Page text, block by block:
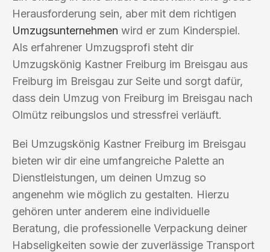
Herausforderung sein, aber mit dem richtigen
Umzugsunternehmen wird er zum Kinderspiel.
Als erfahrener Umzugsprofi steht dir
Umzugskönig Kastner Freiburg im Breisgau aus
Freiburg im Breisgau zur Seite und sorgt dafür,
dass dein Umzug von Freiburg im Breisgau nach
Olmütz reibungslos und stressfrei verläuft.
Bei Umzugskönig Kastner Freiburg im Breisgau
bieten wir dir eine umfangreiche Palette an
Dienstleistungen, um deinen Umzug so
angenehm wie möglich zu gestalten. Hierzu
gehören unter anderem eine individuelle
Beratung, die professionelle Verpackung deiner
Habseligkeiten sowie der zuverlässige Transport